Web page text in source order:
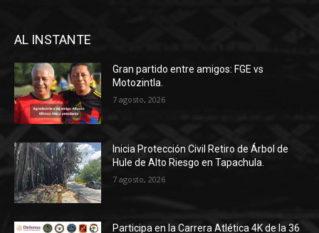
AL INSTANTE
Gran partido entre amigos: FGE vs
Motozintla.
7 agosto, 2026
Inicia Protección Civil Retiro de Árbol de
Hule de Alto Riesgo en Tapachula.
7 agosto, 2026
Participa en la Carrera Atlética 4K de la 36